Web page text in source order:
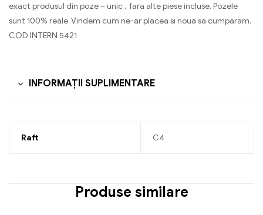
exact produsul din poze – unic , fara alte piese incluse. Pozele
sunt 100% reale. Vindem cum ne-ar placea si noua sa cumparam.
COD INTERN 5421
INFORMAȚII SUPLIMENTARE
Raft C4
Produse similare